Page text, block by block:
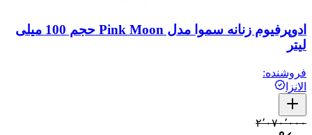
ادوپرفیوم زنانه سموا مدل Pink Moon حجم 100 میلی
لیتر
فروشنده:
الانزا
۲٬۰۷۰٬۰۰۰